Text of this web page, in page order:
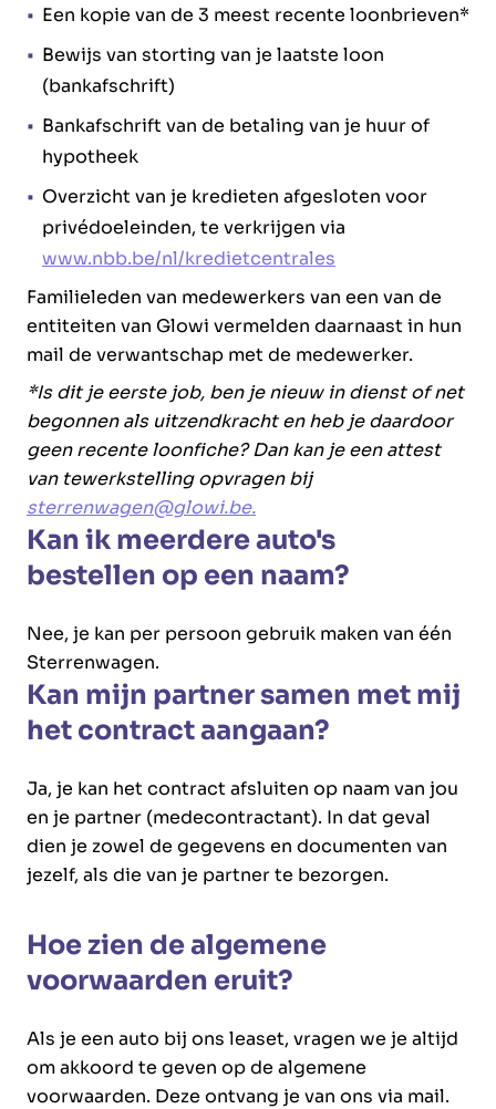
Een kopie van de 3 meest recente loonbrieven*
Bewijs van storting van je laatste loon
(bankafschrift)
Bankafschrift van de betaling van je huur of
hypotheek
Overzicht van je kredieten afgesloten voor
privédoeleinden, te verkrijgen via
www.nbb.be/nl/kredietcentrales
Familieleden van medewerkers van een van de
entiteiten van Glowi vermelden daarnaast in hun
mail de verwantschap met de medewerker.
*Is dit je eerste job, ben je nieuw in dienst of net
begonnen als uitzendkracht en heb je daardoor
geen recente loonfiche? Dan kan je een attest
van tewerkstelling opvragen bij
sterrenwagen@glowi.be.
Kan ik meerdere auto's
bestellen op een naam?
Nee, je kan per persoon gebruik maken van één
Sterrenwagen.
Kan mijn partner samen met mij
het contract aangaan?
Ja, je kan het contract afsluiten op naam van jou
en je partner (medecontractant). In dat geval
dien je zowel de gegevens en documenten van
jezelf, als die van je partner te bezorgen.
Hoe zien de algemene
voorwaarden eruit?
Als je een auto bij ons leaset, vragen we je altijd
om akkoord te geven op de algemene
voorwaarden. Deze ontvang je van ons via mail.